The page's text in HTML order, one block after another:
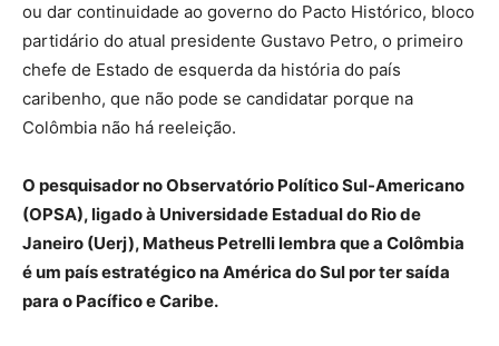
ou dar continuidade ao governo do Pacto Histórico, bloco
partidário do atual presidente Gustavo Petro, o primeiro
chefe de Estado de esquerda da história do país
caribenho, que não pode se candidatar porque na
Colômbia não há reeleição.
O pesquisador no Observatório Político Sul-Americano
(OPSA), ligado à Universidade Estadual do Rio de
Janeiro (Uerj), Matheus Petrelli lembra que a Colômbia
é um país estratégico na América do Sul por ter saída
para o Pacífico e Caribe.